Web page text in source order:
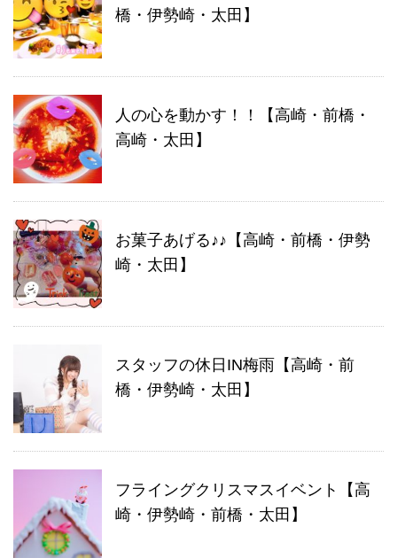
橋・伊勢崎・太田】
人の心を動かす！！【高崎・前橋・
高崎・太田】
お菓子あげる♪♪【高崎・前橋・伊勢
崎・太田】
スタッフの休日IN梅雨【高崎・前
橋・伊勢崎・太田】
フライングクリスマスイベント【高
崎・伊勢崎・前橋・太田】